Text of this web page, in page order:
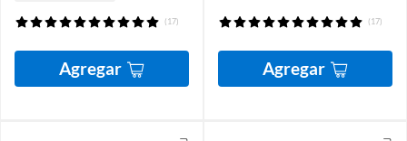
(17)
Agregar
(17)
Agregar